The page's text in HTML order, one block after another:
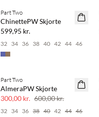
NYHED
Part Two
ChinettePW Skjorte
599,95 kr.
32 34 36 38 40 42 44 46
SAVE20
Part Two
AlmeraPW Skjorte
300,00 kr. 600,00 kr.
32 34 36 38 40 42 44 46